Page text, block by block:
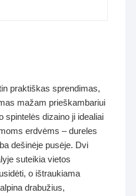
praktiškas sprendimas,
mažam prieškambariui
spintelės dizaino ji idealiai
erdvėms – dureles
dešinėje pusėje. Dvi
suteikia vietos
o ištraukiama
drabužius,